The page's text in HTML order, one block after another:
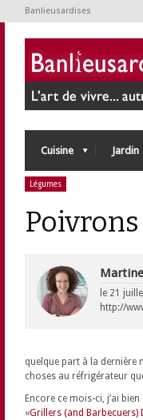
Banlieusardises
Cuisine Jardin
Légumes
le 21
http://
quelque part à la dernière
choses au réfrigérateur
Encore ce mois-ci, j’ai
«Grillers (and Barbecuers)